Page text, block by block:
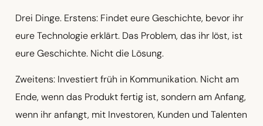
Drei Dinge. Erstens: Findet eure Geschichte, bevor ihr
eure Technologie erklärt. Das Problem, das ihr löst, ist
eure Geschichte. Nicht die Lösung.
Zweitens: Investiert früh in Kommunikation. Nicht am
Ende, wenn das Produkt fertig ist, sondern am Anfang,
wenn ihr anfangt, mit Investoren, Kunden und Talenten